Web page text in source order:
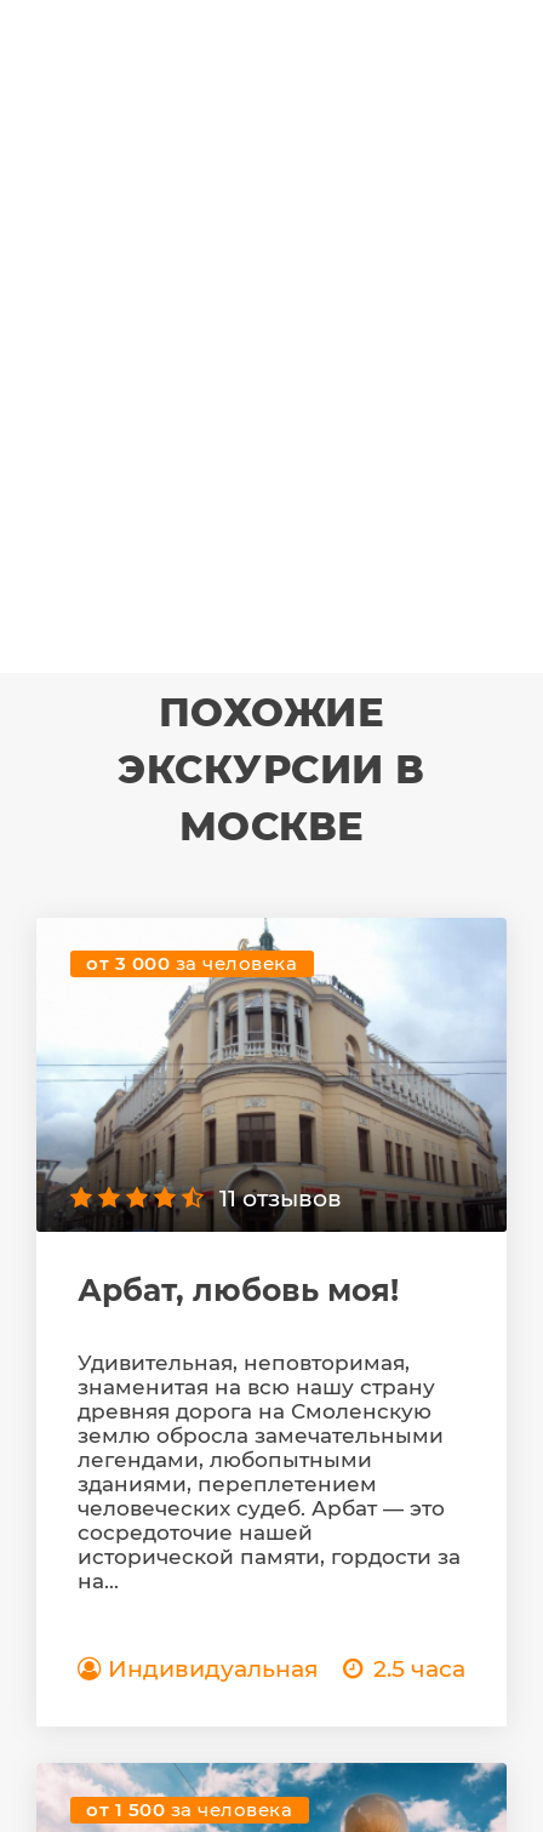
ПОХОЖИЕ
ЭКСКУРСИИ В
МОСКВЕ
от 3 000 за человека
11 отзывов
Арбат, любовь моя!
Удивительная, неповторимая,
знаменитая на всю нашу страну
древняя дорога на Смоленскую
землю обросла замечательными
легендами, любопытными
зданиями, переплетением
человеческих судеб. Арбат — это
сосредоточие нашей
исторической памяти, гордости за
на...
Индивидуальная 2.5 часа
от 1 500 за человека